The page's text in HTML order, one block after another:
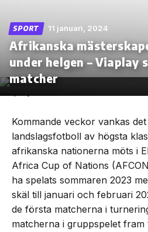
Skip
the
SPORT 11 januari, 2024
Afrikanska
under helgen – Viaplay
matcher
Kommande veckor vankas
landslagsfotboll av högsta
afrikanska nationerna möts i
Africa Cup of Nations
ha spelats sommaren 2023
skäl till januari och februari
de första matcherna i
matcherna i gruppspelet fram